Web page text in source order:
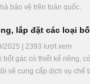
bảo vệ trên toàn quốc.
lắp đặt các loại
2025 | 2393 lượt xem
bốt gác có thiết kế riêng,
sẽ cung cấp dịch vụ chế